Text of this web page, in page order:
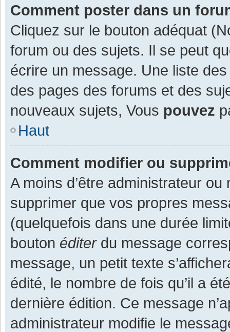
Comment poster dans un
Cliquez sur le bouton adéquat
forum ou des sujets. Il se peut
écrire un message. Une liste
des pages des forums et des
nouveaux sujets, Vous pouvez
Haut
Comment modifier ou
A moins d’être administrateur
supprimer que vos propres
(quelquefois dans une durée
bouton éditerdu message
message, un petit texte
édité, le nombre de fois qu’il a
dernière édition. Ce message
administrateur modifie le